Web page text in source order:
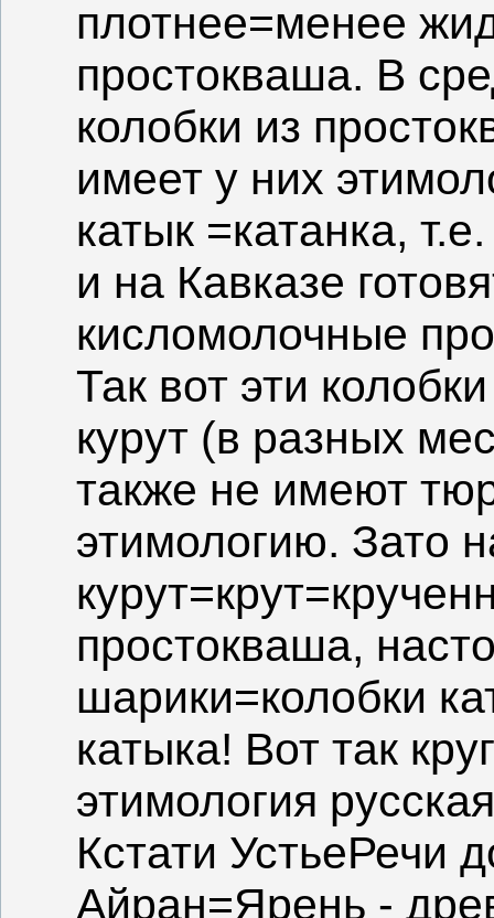
плотнее=менее
простокваша. В
колобки из
имеет у них
катык =катанка,
и на Кавказе
кисломолочные
Так вот эти
курут (в разных
также не имеют
этимологию. Зато
простокваша,
шарики=колобки
катыка! Вот так
этимология
Кстати УстьеРечи
Айран=Ярень -